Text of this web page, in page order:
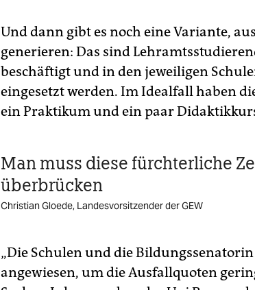
Und dann gibt es noch eine Variante,
generieren: Das sind
beschäftigt und in den jeweiligen
eingesetzt werden. Im Ideal­fall haben
ein Praktikum und ein paar
Man muss diese fürchterliche
überbrücken
Christian Gloede, Landesvorsitzender der GEW
„Die Schulen und die
angewiesen, um die Ausfallquoten